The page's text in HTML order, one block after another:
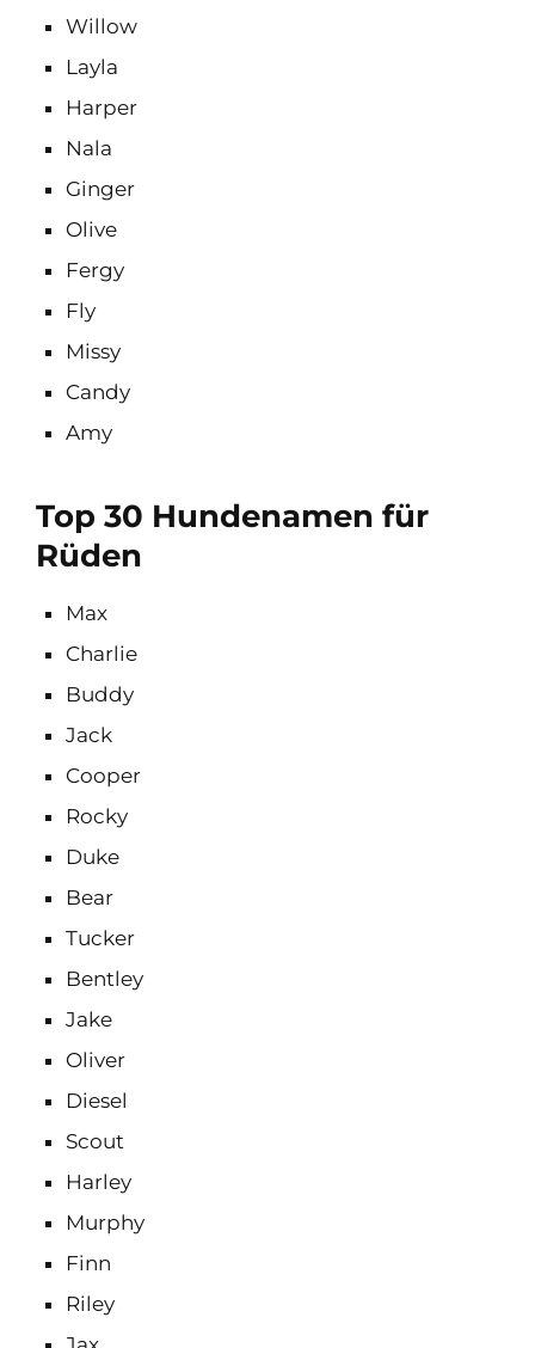
Willow
Layla
Harper
Nala
Ginger
Olive
Fergy
Fly
Missy
Candy
Amy
Top 30 Hundenamen für
Rüden
Max
Charlie
Buddy
Jack
Cooper
Rocky
Duke
Bear
Tucker
Bentley
Jake
Oliver
Diesel
Scout
Harley
Murphy
Finn
Riley